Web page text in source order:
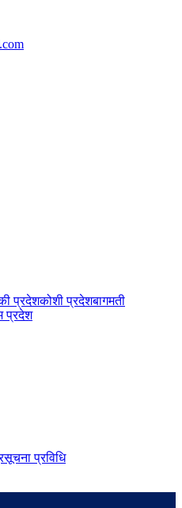
प्रदेशकोशी प्रदेशबागमती
प्रदेश
सूचना प्रविधि